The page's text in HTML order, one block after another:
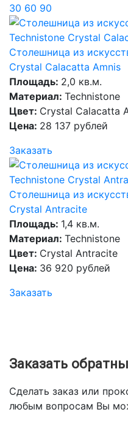
30 60 90
Столешница из
Crystal Calacatta Amnis
Площадь: 2,0 кв.м.
Материал: Technistone
Цвет: Crystal Calacatta
Цена: 28 137 рублей
Заказать
Столешница из
Crystal Antracite
Площадь: 1,4 кв.м.
Материал: Technistone
Цвет: Crystal Antracite
Цена: 36 920 рублей
Заказать
Заказать
Сделать заказ или
любым вопросам Вы